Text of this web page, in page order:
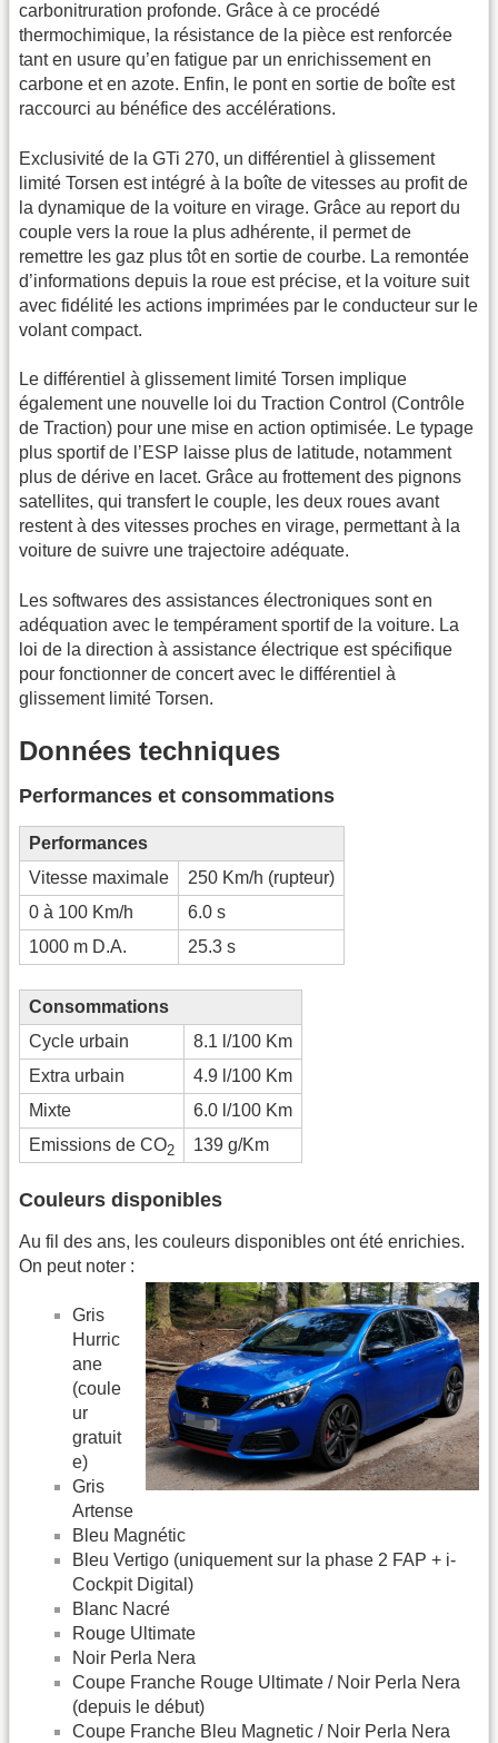
carbonitruration profonde. Grâce à ce procédé
thermochimique, la résistance de la pièce est renforcée
tant en usure qu’en fatigue par un enrichissement en
carbone et en azote. Enfin, le pont en sortie de boîte est
raccourci au bénéfice des accélérations.
Exclusivité de la GTi 270, un différentiel à glissement
limité Torsen est intégré à la boîte de vitesses au profit de
la dynamique de la voiture en virage. Grâce au report du
couple vers la roue la plus adhérente, il permet de
remettre les gaz plus tôt en sortie de courbe. La remontée
d’informations depuis la roue est précise, et la voiture suit
avec fidélité les actions imprimées par le conducteur sur le
volant compact.
Le différentiel à glissement limité Torsen implique
également une nouvelle loi du Traction Control (Contrôle
de Traction) pour une mise en action optimisée. Le typage
plus sportif de l’ESP laisse plus de latitude, notamment
plus de dérive en lacet. Grâce au frottement des pignons
satellites, qui transfert le couple, les deux roues avant
restent à des vitesses proches en virage, permettant à la
voiture de suivre une trajectoire adéquate.
Les softwares des assistances électroniques sont en
adéquation avec le tempérament sportif de la voiture. La
loi de la direction à assistance électrique est spécifique
pour fonctionner de concert avec le différentiel à
glissement limité Torsen.
Données techniques
Performances et consommations
Performances
Vitesse maximale
250 Km/h (rupteur)
0 à 100 Km/h
6.0 s
1000 m D.A.
25.3 s
Consommations
Cycle urbain
8.1 l/100 Km
Extra urbain
4.9 l/100 Km
Mixte
6.0 l/100 Km
Emissions de CO2 139 g/Km
Couleurs disponibles
Au fil des ans, les couleurs disponibles ont été enrichies.
On peut noter :
Gris
Hurric
ane
(coule
ur
gratuit
e)
Gris
Artense
Bleu Magnétic
Bleu Vertigo (uniquement sur la phase 2 FAP + i-
Cockpit Digital)
Blanc Nacré
Rouge Ultimate
Noir Perla Nera
Coupe Franche Rouge Ultimate / Noir Perla Nera
(depuis le début)
Coupe Franche Bleu Magnetic / Noir Perla Nera